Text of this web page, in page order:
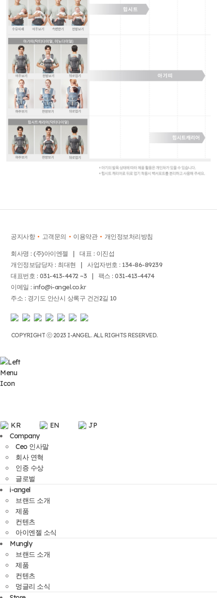
공지사항 고객문의 이용약관 개인정보처리방침
회사명 : (주)아이엔젤 | 대표 : 이진섭
개인정보담당자 : 최대현 | 사업자번호 : 134-86-89239
대표번호 : 031-413-4472 ~3 | 팩스 : 031-413-4474
이메일 : info@i-angel.co.kr
주소 : 경기도 안산시 상록구 건건2길 10
COPYRIGHT ⓒ 2023 I-ANGEL. ALL RIGHTS RESERVED.
KR EN
JP
Company
Ceo 인사말
회사 연혁
인증 수상
글로벌
i-angel
브랜드 소개
제품
컨텐츠
아이엔젤 소식
Mungly
브랜드 소개
제품
컨텐츠
멍글리 소식